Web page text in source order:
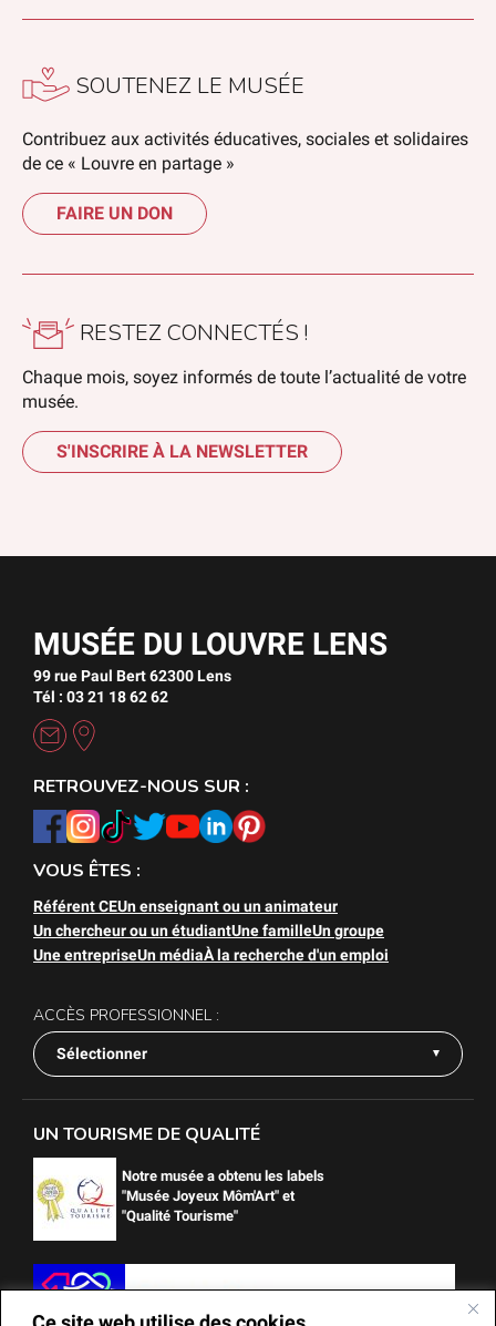
SOUTENEZ LE MUSÉE
Contribuez aux activités éducatives, sociales et solidaires
de ce « Louvre en partage »
FAIRE UN DON
RESTEZ CONNECTÉS !
Chaque mois, soyez informés de toute l’actualité de votre
musée.
S'INSCRIRE À LA NEWSLETTER
MUSÉE DU LOUVRE LENS
99 rue Paul Bert 62300 Lens
Tél : 03 21 18 62 62
RETROUVEZ-NOUS SUR :
VOUS ÊTES :
Référent CEUn enseignant ou un animateur
Un chercheur ou un étudiantUne familleUn groupe
Une entrepriseUn médiaÀ la recherche d'un emploi
ACCÈS PROFESSIONNEL :
Sélectionner
UN TOURISME DE QUALITÉ
Notre musée a obtenu les labels
"Musée Joyeux Môm'Art" et
"Qualité Tourisme"